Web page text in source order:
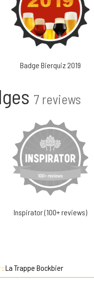
Badge Bierquiz 2019
7 reviews
Inspirator (100+ reviews)
: La Trappe Bockbier